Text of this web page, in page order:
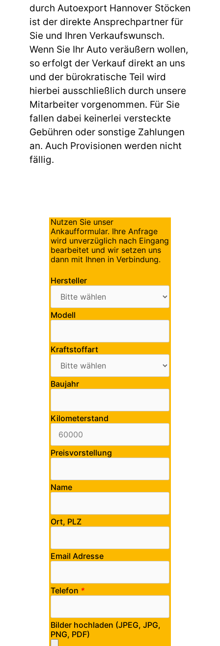
durch Autoexport Hannover Stöcken
ist der direkte Ansprechpartner für
Sie und Ihren Verkaufswunsch.
Wenn Sie Ihr Auto veräußern wollen,
so erfolgt der Verkauf direkt an uns
und der bürokratische Teil wird
hierbei ausschließlich durch unsere
Mitarbeiter vorgenommen. Für Sie
fallen dabei keinerlei versteckte
Gebühren oder sonstige Zahlungen
an. Auch Provisionen werden nicht
fällig.
Nutzen Sie unser
Ankaufformular. Ihre Anfrage
wird unverzüglich nach Eingang
bearbeitet und wir setzen uns
dann mit Ihnen in Verbindung.
Hersteller
Modell
Kraftstoffart
Baujahr
Kilometerstand
Preisvorstellung
Name
Ort, PLZ
Email Adresse
Telefon *
Bilder hochladen (JPEG, JPG,
PNG, PDF)